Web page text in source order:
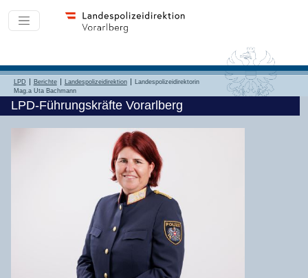
LPD Berichte Landespolizeidirektion
Landespolizeidirektorin
Mag.a Uta Bachmann
LPD-Führungskräfte Vorarlberg